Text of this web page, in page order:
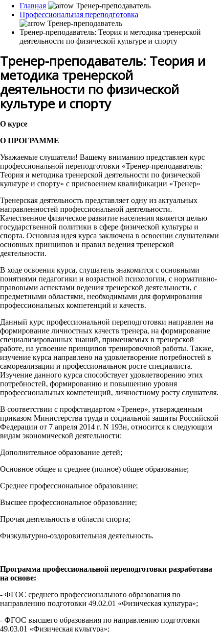
Главная
Профессиональная переподготовка
Тренер-преподаватель: Теория и методика тренерской
деятельности по физической культуре и спорту
Тренер-преподаватель: Теория и
методика тренерской
деятельности по физической
культуре и спорту
О курсе
О ПРОГРАММЕ
Уважаемые слушатели! Вашему вниманию представлен курс
профессиональной переподготовки «Тренер-преподаватель:
Теория и методика тренерской деятельности по физической
культуре и спорту» с присвоением квалификации «Тренер»
Тренерская деятельность представляет одну из актуальных
направленностей профессиональной деятельности.
Качественное физическое развитие населения является целью
государственной политики в сфере физической культуры и
спорта. Основная идея курса заключена в освоении слушателями
основных принципов и правил ведения тренерской
деятельности.
В ходе освоения курса, слушатель знакомится с основными
понятиями педагогики и возрастной психологии, с нормативно-
правовыми аспектами ведения тренерской деятельности, с
предметными областями, необходимыми для формирования
профессиональных компетенций и качеств.
Данный курс профессиональной переподготовки направлен на
формирование личностных качеств тренера, на формирование
специализированных знаний, применяемых в тренерской
работе, на усвоение принципов тренировочной работы. Также,
изучение курса направлено на удовлетворение потребностей в
самореализации и профессиональном росте специалиста.
Изучение данного курса способствует удовлетворению этих
потребностей, формированию и повышению уровня
профессиональных компетенций, личностному росту слушателя.
В соответствии с профстандартом «Тренер», утвержденным
приказом Министерства труда и социальной защиты Российской
Федерации от 7 апреля 2014 г. N 193н, относится к следующим
видам экономической деятельности:
Дополнительное образование детей;
Основное общее и среднее (полное) общее образование;
Среднее профессиональное образование;
Высшее профессиональное образование;
Прочая деятельность в области спорта;
Физкультурно-оздоровительная деятельность.
Программа профессиональной переподготовки разработана
на основе:
- ФГОС среднего профессионального образования по
направлению подготовки 49.02.01 «Физическая культура»;
- ФГОС высшего образования по направлению подготовки
49.03.01 «Физическая культура»;